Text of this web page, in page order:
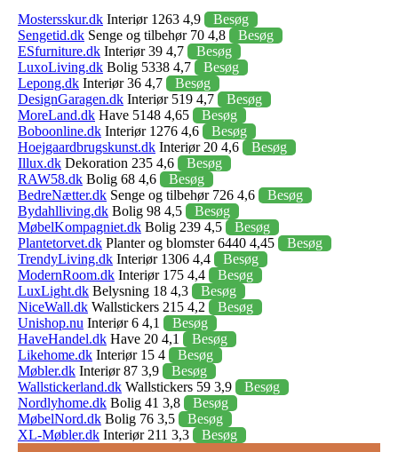
Mostersskur.dk Interiør 1263 4,9
Besøg
Sengetid.dk Senge og tilbehør 70 4,8
Besøg
ESfurniture.dk Interiør 39 4,7
Besøg
LuxoLiving.dk Bolig 5338 4,7
Besøg
Lepong.dk Interiør 36 4,7
Besøg
DesignGaragen.dk Interiør 519 4,7
Besøg
MoreLand.dk Have 5148 4,65
Besøg
Boboonline.dk Interiør 1276 4,6
Besøg
Hoejgaardbrugskunst.dk Interiør 20 4,6
Besøg
Illux.dk Dekoration 235 4,6
Besøg
RAW58.dk Bolig 68 4,6
Besøg
BedreNætter.dk Senge og tilbehør 726 4,6
Besøg
Bydahlliving.dk Bolig 98 4,5
Besøg
MøbelKompagniet.dk Bolig 239 4,5
Besøg
Plantetorvet.dk Planter og blomster 6440 4,45
Besøg
TrendyLiving.dk Interiør 1306 4,4
Besøg
ModernRoom.dk Interiør 175 4,4
Besøg
LuxLight.dk Belysning 18 4,3
Besøg
NiceWall.dk Wallstickers 215 4,2
Besøg
Unishop.nu Interiør 6 4,1
Besøg
HaveHandel.dk Have 20 4,1
Besøg
Likehome.dk Interiør 15 4
Besøg
Møbler.dk Interiør 87 3,9
Besøg
Wallstickerland.dk Wallstickers 59 3,9
Besøg
Nordlyhome.dk Bolig 41 3,8
Besøg
MøbelNord.dk Bolig 76 3,5
Besøg
XL-Møbler.dk Interiør 211 3,3
Besøg